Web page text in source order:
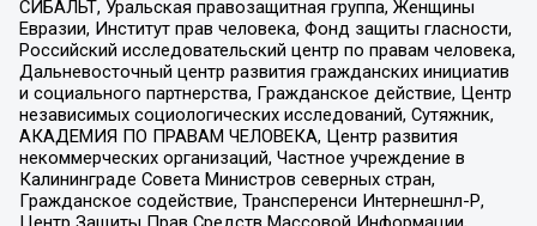
СИБАЛЬТ, Уральская правозащитная группа, Женщины
Евразии, Институт прав человека, Фонд защиты гласности,
Российский исследовательский центр по правам человека,
Дальневосточный центр развития гражданских инициатив
и социального партнерства, Гражданское действие, Центр
независимых социологических исследований, Сутяжник,
АКАДЕМИЯ ПО ПРАВАМ ЧЕЛОВЕКА, Центр развития
некоммерческих организаций, Частное учреждение в
Калининграде Совета Министров северных стран,
Гражданское содействие, Трансперенси Интернешнл-Р,